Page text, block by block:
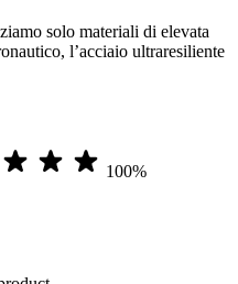
solo materiali di elevata
l’acciaio ultraresiliente
100%